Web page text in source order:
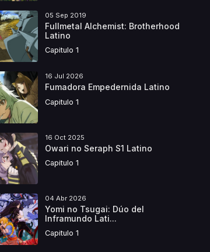
05 Sep 2019
Fullmetal Alchemist: Brotherhood
Latino
Capitulo 1
16 Jul 2026
Fumadora Empedernida Latino
Capitulo 1
16 Oct 2025
Owari no Seraph S1 Latino
Capitulo 1
04 Abr 2026
Yomi no Tsugai: Dúo del
Inframundo Lati...
Capitulo 1